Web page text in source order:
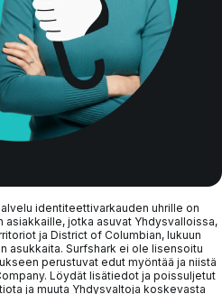
identiteettivarkauden uhrille on
asiakkaille, jotka asuvat Yhdysvalloissa,
ja District of Columbian, lukuun
asukkaita. Surfshark ei ole lisensoitu
perustuvat edut myöntää ja niistä
Löydät lisätiedot ja poissuljetut
ja muuta Yhdysvaltoja koskevasta